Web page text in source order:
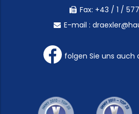
Fax: +43 / 1 /
E-mail :
folgen Sie uns auch